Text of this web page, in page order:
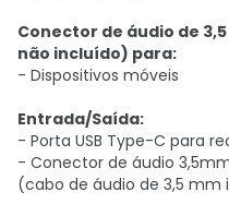
Conector de áudio de
não incluído) para:
- Dispositivos móveis
Entrada/Saída:
- Porta USB Type-C para
- Conector de áudio
(cabo de áudio de 3,5 mm